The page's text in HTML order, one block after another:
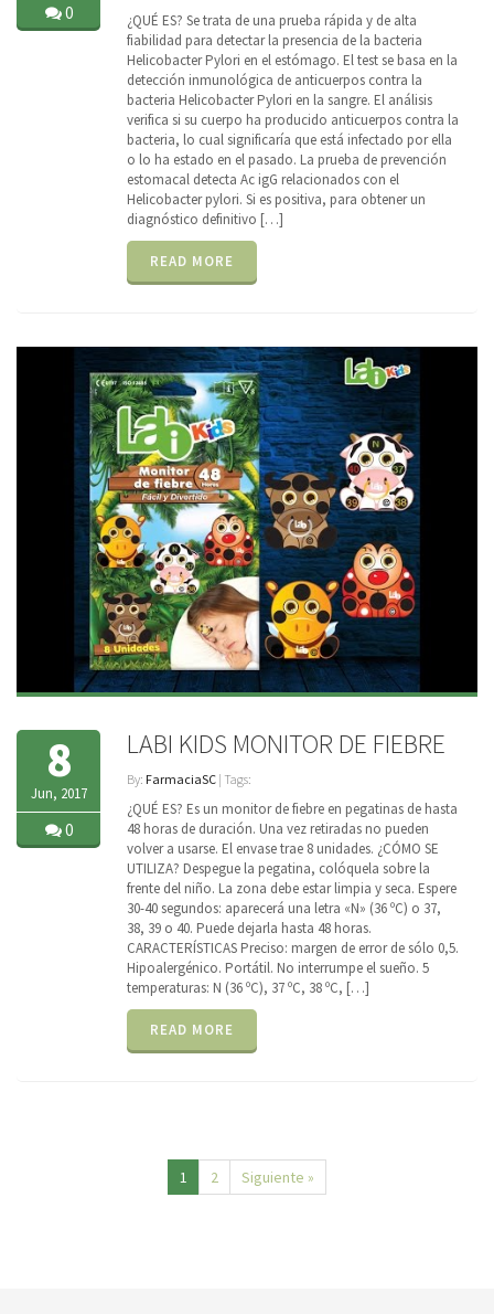
0
¿QUÉ ES? Se trata de una prueba rápida y de alta
fiabilidad para detectar la presencia de la bacteria
Helicobacter Pylori en el estómago. El test se basa en la
detección inmunológica de anticuerpos contra la
bacteria Helicobacter Pylori en la sangre. El análisis
verifica si su cuerpo ha producido anticuerpos contra la
bacteria, lo cual significaría que está infectado por ella
o lo ha estado en el pasado. La prueba de prevención
estomacal detecta Ac igG relacionados con el
Helicobacter pylori. Si es positiva, para obtener un
diagnóstico definitivo […]
READ MORE
8
Jun, 2017
0
LABI KIDS MONITOR DE FIEBRE
By: FarmaciaSC | Tags:
¿QUÉ ES? Es un monitor de fiebre en pegatinas de hasta
48 horas de duración. Una vez retiradas no pueden
volver a usarse. El envase trae 8 unidades. ¿CÓMO SE
UTILIZA? Despegue la pegatina, colóquela sobre la
frente del niño. La zona debe estar limpia y seca. Espere
30-40 segundos: aparecerá una letra «N» (36 ºC) o 37,
38, 39 o 40. Puede dejarla hasta 48 horas.
CARACTERÍSTICAS Preciso: margen de error de sólo 0,5.
Hipoalergénico. Portátil. No interrumpe el sueño. 5
temperaturas: N (36 ºC), 37 ºC, 38 ºC, […]
READ MORE
1 2 Siguiente »